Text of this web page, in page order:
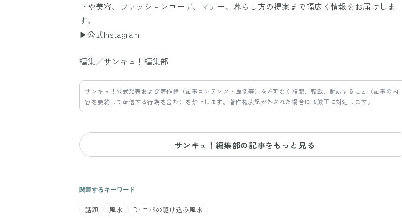
トや美容、ファッションコーデ、マナー、暮らし方の提案まで幅広く情報をお届けしま
す。
▶公式Instagram
編集／サンキュ！編集部
サンキュ！公式発表および著作権（記事コンテンツ・画像等）を許可なく複製、転載、翻訳すること（記事の内
容を要約して配信する行為を含む）を禁止します。著作権表記が外された場合には厳正に対処します。
サンキュ！編集部の記事をもっと見る
関連するキーワード
話題 風水 Dr.コパの駆け込み風水